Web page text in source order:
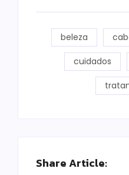
beleza
cuidados
Share Article: